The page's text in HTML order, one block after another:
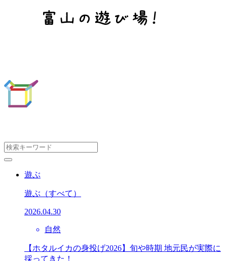
遊ぶ
遊ぶ （すべて）
2026.04.30
自然
【ホタルイカの身投げ2026】旬や時期 地元民が実際に
採ってきた！